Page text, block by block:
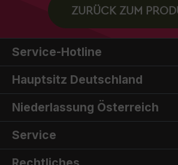
ZURÜCK ZUM
Service-Hotline
Hauptsitz Deutschland
Niederlassung Österreich
Service